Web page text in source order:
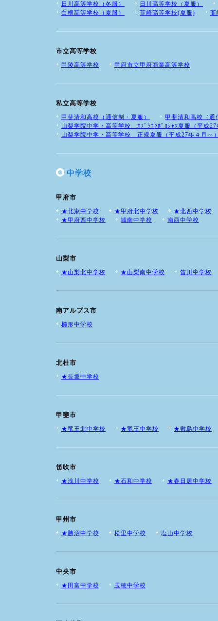
日川高等学校（冬服）
日川高等学校（夏服）
白根高等学校（夏服）
韮崎高等学校(夏服) 韮
市立高等学校
甲陵高等学校 甲府市立甲府商業高等学校
私立高等学校
甲斐清和高校（通信制・夏服）
甲斐清和高校（通
山梨学院中学・高等学校 ｵﾌﾟｼｮﾝﾎﾟﾛｼｬﾂ夏服（平成27
山梨学院中学・高等学校 正規夏服（平成27年４月～
中学校
甲府市
★北東中学校 ★甲府北中学校
★北西中学校
★甲府西中学校
城南中学校 南西中学校
山梨市
★山梨北中学校 ★山梨南中学校 笛川中学校
南アルプス市
櫛形中学校
北杜市
★長坂中学校
甲斐市
★竜王北中学校 ★竜王中学校 ★敷島中学校
笛吹市
★浅川中学校 ★石和中学校 ★春日居中学校
甲州市
★勝沼中学校 松里中学校 塩山中学校
中央市
★田富中学校 玉穂中学校